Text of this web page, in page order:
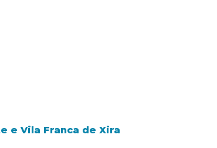
e Vila Franca de Xira